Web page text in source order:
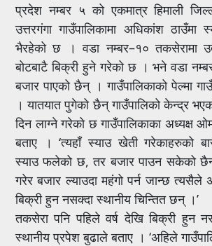
प्रदेश नम्बर ५ को एकमात्र हिमाली
उत्तरगंगा गाउँपालिकामा अधिकांश ठाउँमा
भैरहेको छ । वडा नम्बर–१० तकसेरामा
बोटबाटै बिक्री हुने गरेको छ । भने वडा
बजार पाएको छैन् । गाउँपालिकाको पेल्मा
। यातयात पुगेको छैन् गाउँपालिको केन्द्र
दिन लाग्ने गरेको छ गाउँपालिकाका अध्यक्ष
बताए । ‘त्यहाँ स्याउ खेती गरेकाहरुको
स्याउ फलेको छ, तर बजार पाउन सकेको छैन्’
गरेर बजार ल्याउदा महंगो पर्न जान्छ त्यसैले
बिक्री हुन नसक्दा स्थानीय चिन्तित छन् ।’
तकसेरा पनि पहिले वर्ष देखि बिक्री हुन
स्थानीय प्रपेश बुढाले बताए । ‘अहिले